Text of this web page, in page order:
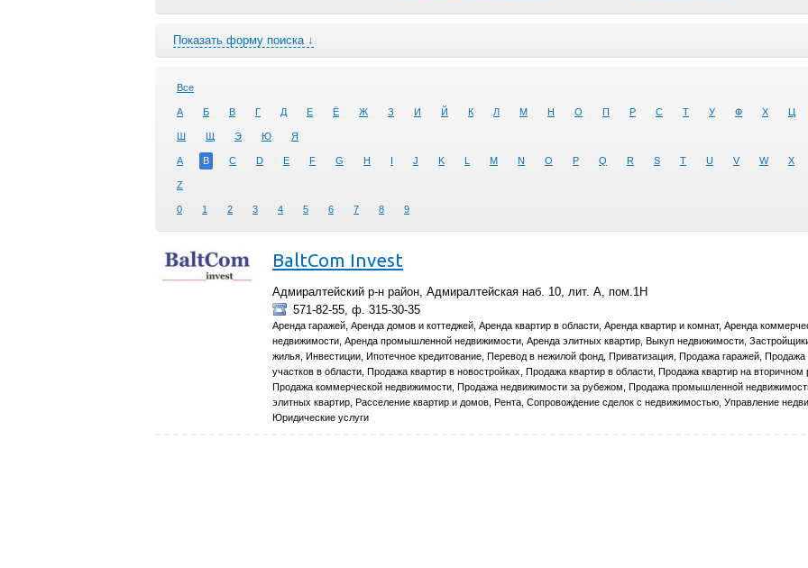
Показать форму поиска ↓
Все
А Б В Г Д Е Ё Ж З И Й К Л М Н О П Р С Т У Ф Х Ц
Ш Щ Э Ю Я
A B C D E F G H I J K L M N O P Q R S T U V W X
Z
0 1 2 3 4 5 6 7 8 9
BaltCom Invest
Адмиралтейский р-н район, Адмиралтейская наб. 10, лит. А, пом.1Н
571-82-55, ф. 315-30-35
Аренда гаражей, Аренда домов и коттеджей, Аренда квартир в области, Аренда квартир и комнат, Аренда
недвижимости, Аренда промышленной недвижимости, Аренда элитных квартир, Выкуп недвижимости,
жилья, Инвестиции, Ипотечное кредитование, Перевод в нежилой фонд, Приватизация, Продажа гаражей,
участков в области, Продажа квартир в новостройках, Продажа квартир в области, Продажа квартир на вторичном
Продажа коммерческой недвижимости, Продажа недвижимости за рубежом, Продажа промышленной
элитных квартир, Расселение квартир и домов, Рента, Сопровождение сделок с недвижимостью, Управление
Юридические услуги